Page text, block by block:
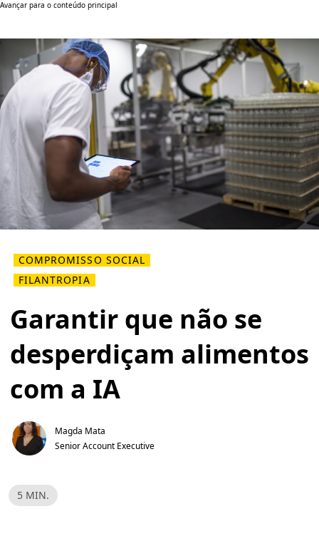
Avançar para o conteúdo principal
COMPROMISSO SOCIAL
FILANTROPIA
Garantir que não se
desperdiçam alimentos
com a IA
Magda Mata
Senior Account Executive
T
e
5 MIN.